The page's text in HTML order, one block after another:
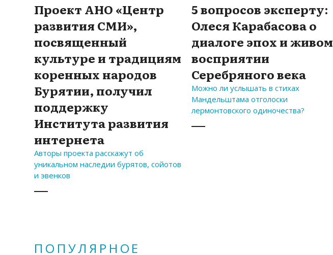
Проект АНО «Центр
развития СМИ»,
посвященный
культуре и традициям
коренных народов
Бурятии, получил
поддержку
Института развития
интернета
Авторы проекта расскажут об
уникальном наследии бурятов, сойотов
и эвенков
5 вопросов эксперту:
Олеся Карабасова о
диалоге эпох и живом
восприятии
Серебряного века
Можно ли услышать в стихах
Мандельштама отголоски
лермонтовского одиночества?
ПОПУЛЯРНОЕ